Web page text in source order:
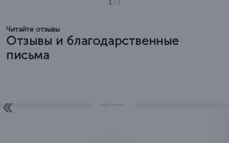
1 / 1
Читайте отзывы
Отзывы и благодарственные
письма